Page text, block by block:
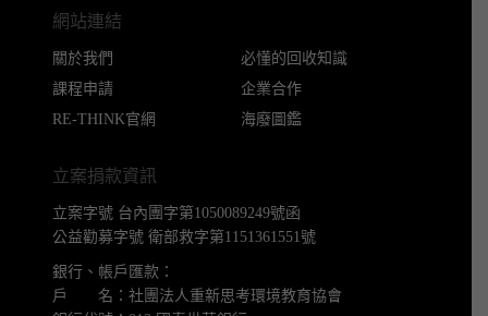
網站連結
關於我們
必懂的回收知識
課程申請
企業合作
RE-THINK官網
海廢圖鑑
立案捐款資訊
立案字號 台內團字第1050089249號函
公益勸募字號 衛部救字第1151361551號
銀行、帳戶匯款：
戶 名：社團法人重新思考環境教育協會